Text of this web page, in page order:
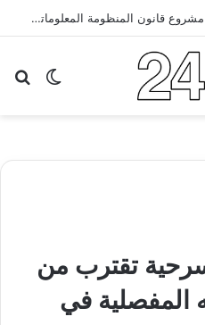
الأطباء الخواص يدعون أخنوش لتطبيق شعار الدولة الاجتماعية بتقليص كلفة العلاج على المرضى…
الوضع
تقترب من
المفصلية في‮